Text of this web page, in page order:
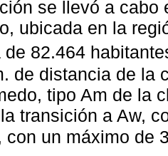
se llevó a cabo
ubicada en la
de 82.464
de distancia de la
tipo Am de la
transición a Aw,
con un máximo de